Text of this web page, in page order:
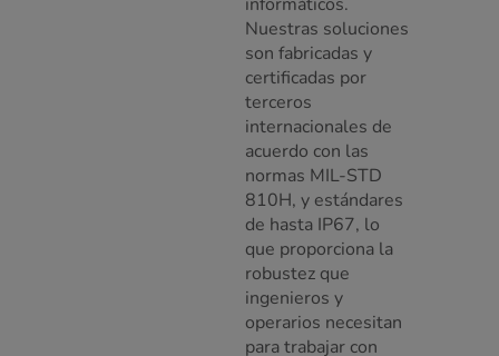
Nuestras soluciones
son fabricadas y
certificadas por
terceros
internacionales de
acuerdo con las
normas MIL-STD
810H, y estándares
de hasta IP67, lo
que proporciona la
robustez que
ingenieros y
operarios necesitan
para trabajar con